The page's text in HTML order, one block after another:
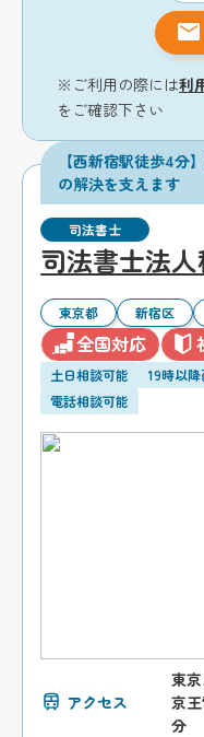
※ご利用の際には利
をご確認下さい
【西新宿駅徒歩4分
の解決を支えます
司法書士
司法書士法
東京都 新宿区
全国対応
土日相談可能 19時以
電話相談可能
アクセス
東
京
分